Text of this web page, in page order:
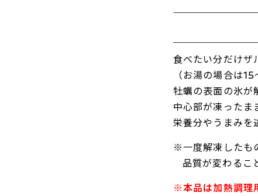
食べたい分だけザ
（お湯の場合は15
牡蠣の表面の氷が
中心部が凍ったま
栄養分やうまみを
※一度解凍したも
品質が変わるこ
※本品は加熱調理